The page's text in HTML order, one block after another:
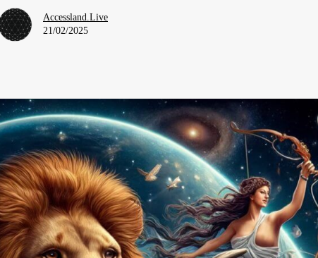
Accessland.Live
21/02/2025